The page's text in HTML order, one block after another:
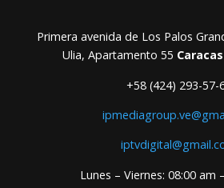
Primera avenida de Los Palos
Ulia, Apartamento 55
+58 (424) 293-57-
Lunes – Viernes: 08:00 am